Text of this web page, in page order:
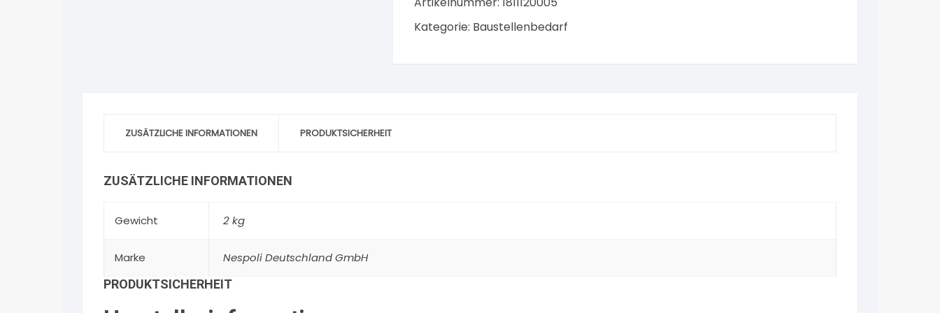
Kategorie: Baustellenbedarf
ZUSÄTZLICHE INFORMATIONEN PRODUKTSICHERHEIT
ZUSÄTZLICHE INFORMATIONEN
Gewicht 2 kg
Marke
Nespoli Deutschland GmbH
PRODUKTSICHERHEIT